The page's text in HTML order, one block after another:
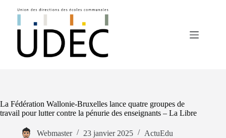
La Fédération Wallonie-Bruxelles lance quatre groupes de
travail pour lutter contre la pénurie des enseignants – La Libre
Webmaster 23 janvier 2025 ActuEdu